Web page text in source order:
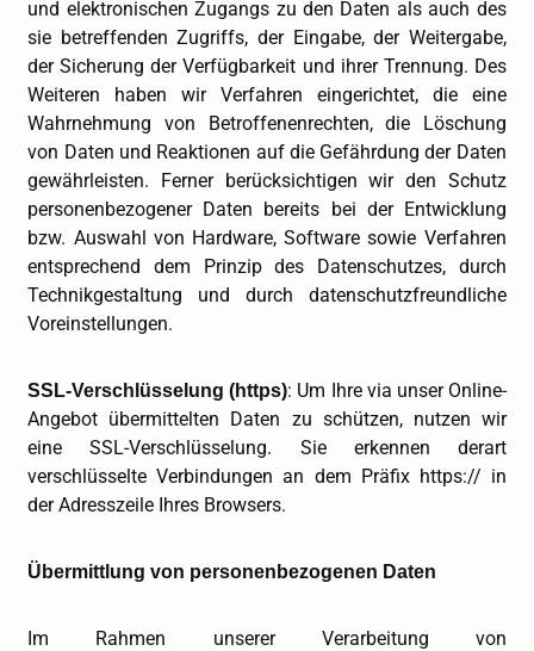
und elektronischen Zugangs zu den Daten als auch des
sie betreffenden Zugriffs, der Eingabe, der Weitergabe,
der Sicherung der Verfügbarkeit und ihrer Trennung. Des
Weiteren haben wir Verfahren eingerichtet, die eine
Wahrnehmung von Betroffenenrechten, die Löschung
von Daten und Reaktionen auf die Gefährdung der Daten
gewährleisten. Ferner berücksichtigen wir den Schutz
personenbezogener Daten bereits bei der Entwicklung
bzw. Auswahl von Hardware, Software sowie Verfahren
entsprechend dem Prinzip des Datenschutzes, durch
Technikgestaltung und durch datenschutzfreundliche
Voreinstellungen.
SSL-Verschlüsselung (https): Um Ihre via unser Online-
Angebot übermittelten Daten zu schützen, nutzen wir
eine SSL-Verschlüsselung. Sie erkennen derart
verschlüsselte Verbindungen an dem Präfix https:// in
der Adresszeile Ihres Browsers.
Übermittlung von personenbezogenen Daten
Im Rahmen unserer Verarbeitung von